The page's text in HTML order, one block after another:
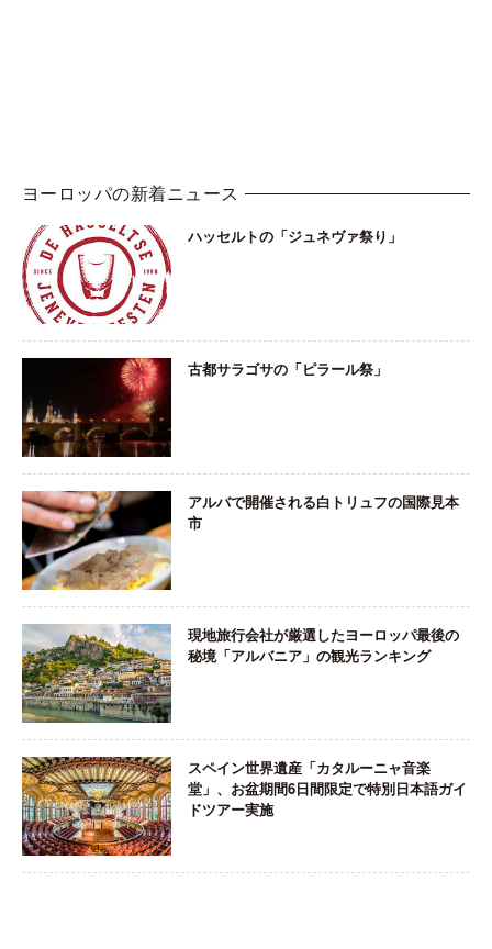
ヨーロッパの新着ニュース
ハッセルトの「ジュネヴァ祭り」
古都サラゴサの「ピラール祭」
アルバで開催される白トリュフの国際見本
市
現地旅行会社が厳選したヨーロッパ最後の
秘境「アルバニア」の観光ランキング
スペイン世界遺産「カタルーニャ音楽
堂」、お盆期間6日間限定で特別日本語ガイ
ドツアー実施